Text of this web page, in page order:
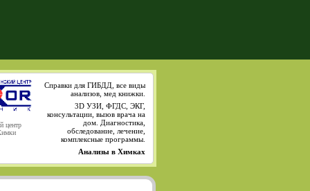
центр
Справки для ГИБДД, все виды
анализов, мед книжки.
3D УЗИ, ФГДС, ЭКГ,
консультации, вызов врача на
дом. Диагностика,
обследование, лечение,
комплексные программы.
Анализы в Химках